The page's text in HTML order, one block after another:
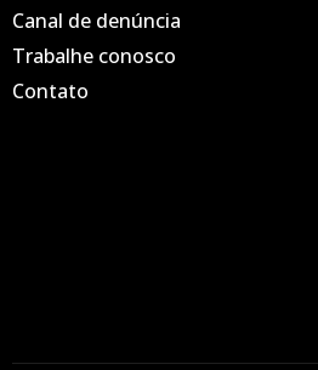
Canal de denúncia
Trabalhe conosco
Contato